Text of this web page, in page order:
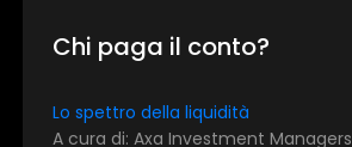
Chi paga il conto?
Lo spettro della liquidità
A cura di: Axa Investment Managers